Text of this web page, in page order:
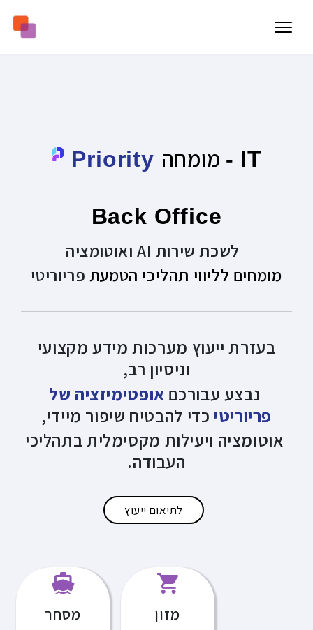
Priority - IT
Back Office
לשכת שירות AI ואוטומציה
מומחים לליווי תהליכי הטמעת פריוריטי
בעזרת ייעוץ מערכות מידע מקצועי
וניסיון רב,
נבצע עבורכם אופטימיזציה של
פריוריטי כדי להבטיח שיפור מיידי,
אוטומציה ויעילות מקסימלית בתהליכי
העבודה.
לתיאום ייעוץ
מסחר מזון